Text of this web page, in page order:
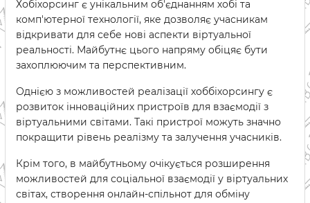
Хобіхорсинг є унікальним об'єднанням хобі та
комп'ютерної технології, яке дозволяє учасникам
відкривати для себе нові аспекти віртуальної
реальності. Майбутнє цього напряму обіцяє бути
захоплюючим та перспективним.
Однією з можливостей реалізації хоббіхорсингу є
розвиток інноваційних пристроїв для взаємодії з
віртуальними світами. Такі пристрої можуть значно
покращити рівень реалізму та залучення учасників.
Крім того, в майбутньому очікується розширення
можливостей для соціальної взаємодії у віртуальних
світах, створення онлайн-спільнот для обміну